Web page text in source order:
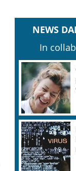
NEWS
In